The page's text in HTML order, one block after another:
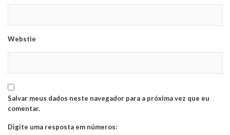
Webstie
Salvar meus dados neste navegador para a próxima vez que eu
comentar.
Digite uma resposta em números: